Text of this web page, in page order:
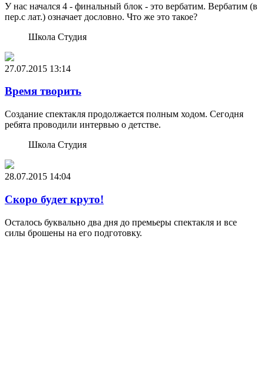
У нас начался 4 - финальный блок - это вербатим. Вербатим (в
пер.с лат.) означает дословно. Что же это такое?
Школа Студия
27.07.2015 13:14
Время творить
Создание спектакля продолжается полным ходом. Сегодня
ребята проводили интервью о детстве.
Школа Студия
28.07.2015 14:04
Скоро будет круто!
Осталось буквально два дня до премьеры спектакля и все
силы брошены на его подготовку.